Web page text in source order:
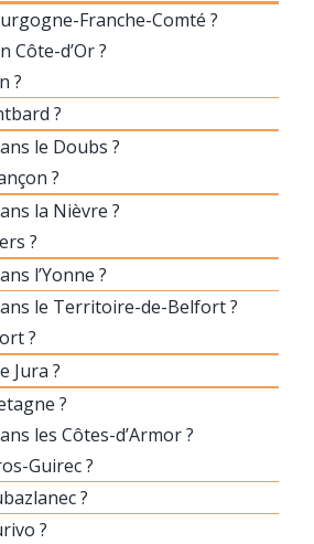
Franche-Comté ?
Côte-d’Or ?
?
?
le Doubs ?
?
la Nièvre ?
?
l’Yonne ?
le Territoire-de-Belfort ?
?
Jura ?
?
les Côtes-d’Armor ?
Guirec ?
?
?